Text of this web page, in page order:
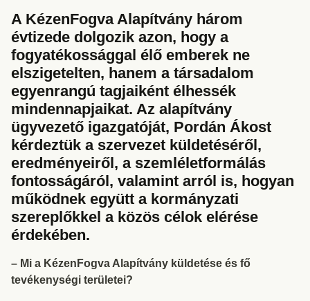
A KézenFogva Alapítvány három
évtizede dolgozik azon, hogy a
fogyatékossággal élő emberek ne
elszigetelten, hanem a társadalom
egyenrangú tagjaiként élhessék
mindennapjaikat. Az alapítvány
ügyvezető igazgatóját, Pordán Ákost
kérdeztük a szervezet küldetéséről,
eredményeiről, a szemléletformálás
fontosságáról, valamint arról is, hogyan
működnek együtt a kormányzati
szereplőkkel a közös célok elérése
érdekében.
– Mi a KézenFogva Alapítvány küldetése és fő
tevékenységi területei?